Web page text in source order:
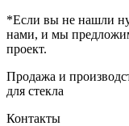
*Если вы не нашли
нами, и мы
проект.
Продажа и
для стекла
Контакты